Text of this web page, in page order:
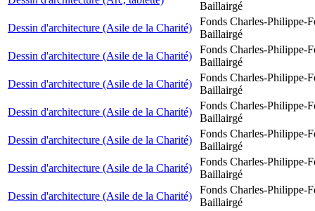
Baillairgé
Dessin d'architecture (Asile de la Charité)
Fonds Charles-Philippe-
Baillairgé
Dessin d'architecture (Asile de la Charité)
Fonds Charles-Philippe-
Baillairgé
Dessin d'architecture (Asile de la Charité)
Fonds Charles-Philippe-
Baillairgé
Dessin d'architecture (Asile de la Charité)
Fonds Charles-Philippe-
Baillairgé
Dessin d'architecture (Asile de la Charité)
Fonds Charles-Philippe-
Baillairgé
Dessin d'architecture (Asile de la Charité)
Fonds Charles-Philippe-
Baillairgé
Dessin d'architecture (Asile de la Charité)
Fonds Charles-Philippe-
Baillairgé